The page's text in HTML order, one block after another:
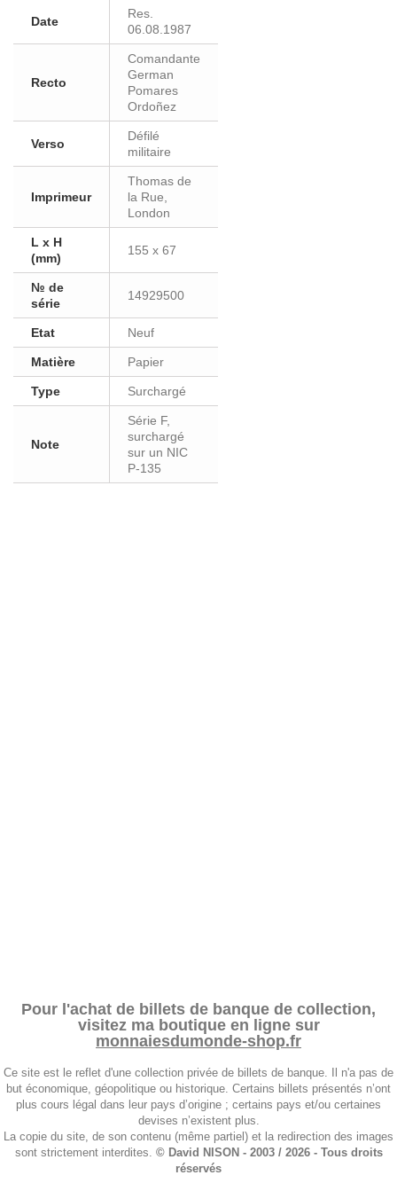
Date
Res.
06.08.1987
Recto
Comandante
German
Pomares
Ordoñez
Verso
Défilé
militaire
Imprimeur
Thomas de
la Rue,
London
L x H
(mm)
155 x 67
№ de
série
14929500
Etat Neuf
Matière Papier
Type Surchargé
Note
Série F,
surchargé
sur un NIC
P-135
Pour l'achat de billets de banque de collection,
visitez ma boutique en ligne sur
monnaiesdumonde-shop.fr
Ce site est le reflet d'une collection privée de billets de banque. Il n'a pas de
but économique, géopolitique ou historique. Certains billets présentés n’ont
plus cours légal dans leur pays d’origine ; certains pays et/ou certaines
devises n’existent plus.
La copie du site, de son contenu (même partiel) et la redirection des images
sont strictement interdites. © David NISON - 2003 / 2026 - Tous droits
réservés